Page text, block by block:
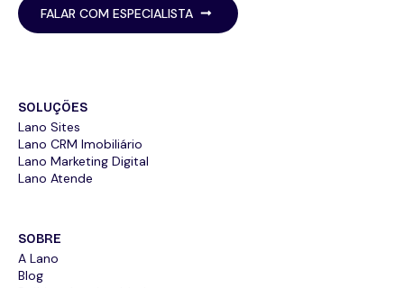
FALAR COM ESPECIALISTA
SOLUÇÕES
Lano Sites
Lano CRM Imobiliário
Lano Marketing Digital
Lano Atende
SOBRE
A Lano
Blog